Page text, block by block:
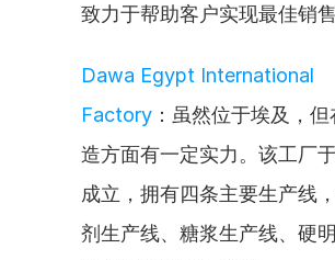
致力于帮助客户实现最佳销售
Dawa Egypt International
Factory ：虽然位于埃及，但
造方面有一定实力。该工厂
成立，拥有四条主要生产线
剂生产线、糖浆生产线、硬